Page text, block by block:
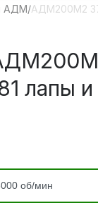
АДМ/АДМ200М2
лапы и